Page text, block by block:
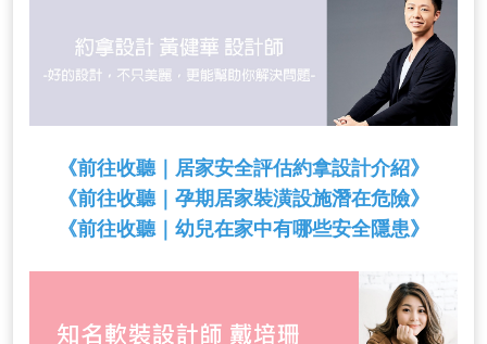
《前往收聽｜居家安全評估約拿設計介紹》
《前往收聽｜孕期居家裝潢設施潛在危險》
《前往收聽｜幼兒在家中有哪些安全隱患》